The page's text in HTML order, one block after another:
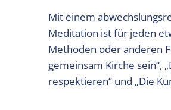
Mit einem
Meditation ist für jeden
Methoden oder anderen
gemeinsam Kirche sein“,
respektieren“ und „Die